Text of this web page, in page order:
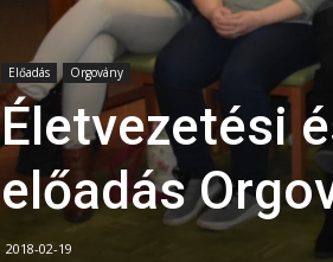
Előadás Orgovány
Életvezetési
előadás
2018-02-19